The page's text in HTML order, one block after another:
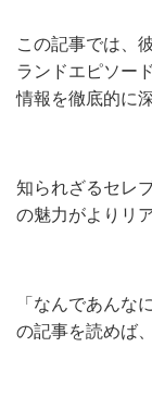
この記事では、
ランドエピソー
情報を徹底的に
知られざるセレ
の魅力がよりリ
「なんであんな
の記事を読めば